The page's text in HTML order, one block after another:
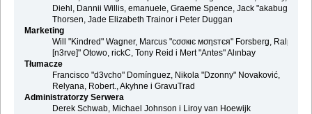
Diehl, Dannii Willis, emanuele, Graeme Spence, Jack "akabugeyes"
Thorsen, Jade Elizabeth Trainor i Peter Duggan
Marketing
Will "Kindred" Wagner, Marcus "cσσкιє мσηѕтєя" Forsberg, Ralph "
[n3rve]" Otowo, rickC, Tony Reid i Mert "Antes" Alınbay
Tłumacze
Francisco "d3vcho" Domínguez, Nikola "Dzonny" Novaković,
Relyana, Robert., Akyhne i GravuTrad
Administratorzy Serwera
Derek Schwab, Michael Johnson i Liroy van Hoewijk